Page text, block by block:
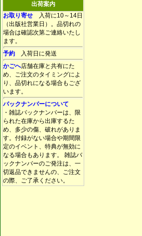
出荷案内
お取り寄せ 入荷に10～14日
（出版社営業日）。品切れの
場合は確認次第ご連絡いたし
ます。
予約 入荷日に発送
かごへ店舗在庫と共有にた
め、ご注文のタイミングによ
り、品切れになる場合もござ
います。
バックナンバーについて
・雑誌バックナンバーは、限
られた在庫から出庫するた
め、多少の傷、破れがありま
す。付録がない場合や期間限
定のイベント、特典が無効に
なる場合もあります。 雑誌バ
ックナンバーのご発注は、一
切返品できませんの、ご注文
の際、ご了承ください。